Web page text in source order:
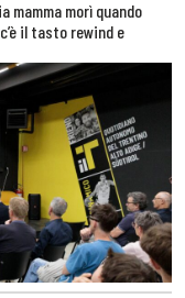
mamma morì quando
il tasto rewind e